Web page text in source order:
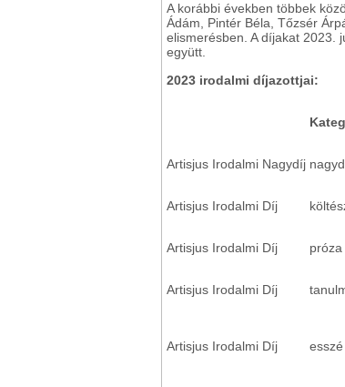
A korábbi években többek
Ádám, Pintér Béla, Tőzsér
elismerésben. A díjakat 2023.
együtt.
2023 irodalmi díjazottjai:
Artisjus Irodalmi Nagydíj
Artisjus Irodalmi Díj
Artisjus Irodalmi Díj próza
Artisjus Irodalmi Díj
Artisjus Irodalmi Díj esszé